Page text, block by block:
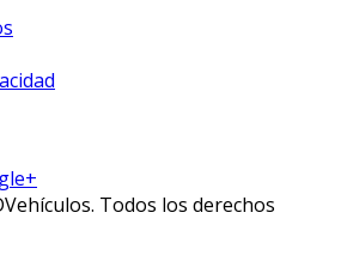
Todos los derechos